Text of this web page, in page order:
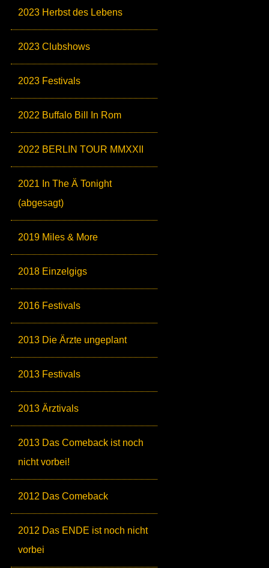
2023 Herbst des Lebens
2023 Clubshows
2023 Festivals
2022 Buffalo Bill In Rom
2022 BERLIN TOUR MMXXII
2021 In The Ä Tonight
(abgesagt)
2019 Miles & More
2018 Einzelgigs
2016 Festivals
2013 Die Ärzte ungeplant
2013 Festivals
2013 Ärztivals
2013 Das Comeback ist noch
nicht vorbei!
2012 Das Comeback
2012 Das ENDE ist noch nicht
vorbei